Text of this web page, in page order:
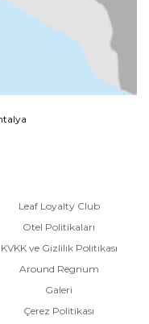
Leaf Loyalty Club
Otel Politikaları
KVKK ve Gizlilik Politikası
Around Regnum
Galeri
Çerez Politikası